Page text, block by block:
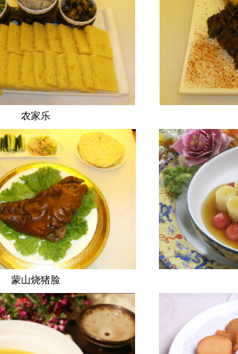
农家乐
蒙山烧猪脸